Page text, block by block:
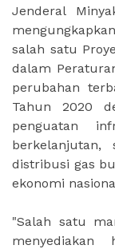
Jenderal
salah satu
dalam
perubahan
Tahun 2020
penguatan
berkelanjutan,
distribusi gas
ekonomi
"Salah satu